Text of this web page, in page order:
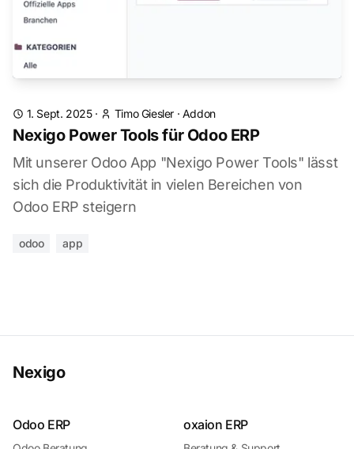
1. Sept. 2025· Timo Giesler · Addon
Nexigo Power Tools für Odoo ERP
Mit unserer Odoo App "Nexigo Power Tools" lässt
sich die Produktivität in vielen Bereichen von
Odoo ERP steigern
odoo app
Nexigo
Odoo ERP oxaion ERP